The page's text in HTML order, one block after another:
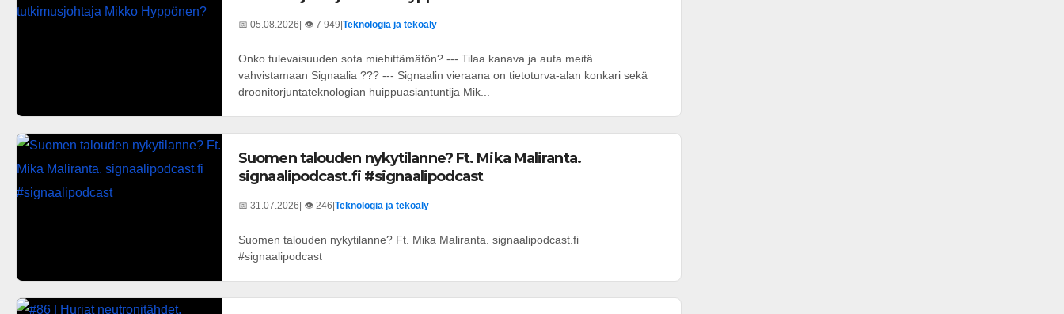
📅 05.08.2026 | 👁️ 7 949 Teknologia ja tekoäly
Onko tulevaisuuden sota miehittämätön? --- Tilaa kanava ja auta meitä
vahvistamaan Signaalia ??? --- Signaalin vieraana on tietoturva-alan konkari sekä
droonitorjuntateknologian huippuasiantuntija Mik...
Suomen talouden nykytilanne? Ft. Mika Maliranta.
signaalipodcast.fi #signaalipodcast
📅 31.07.2026 | 👁️ 246 Teknologia ja tekoäly
Suomen talouden nykytilanne? Ft. Mika Maliranta. signaalipodcast.fi
#signaalipodcast